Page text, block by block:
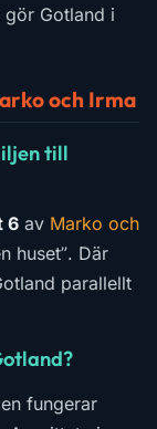
gör Gotland i
och Irma
till
6 av Marko och
huset”. Där
parallellt
fungerar